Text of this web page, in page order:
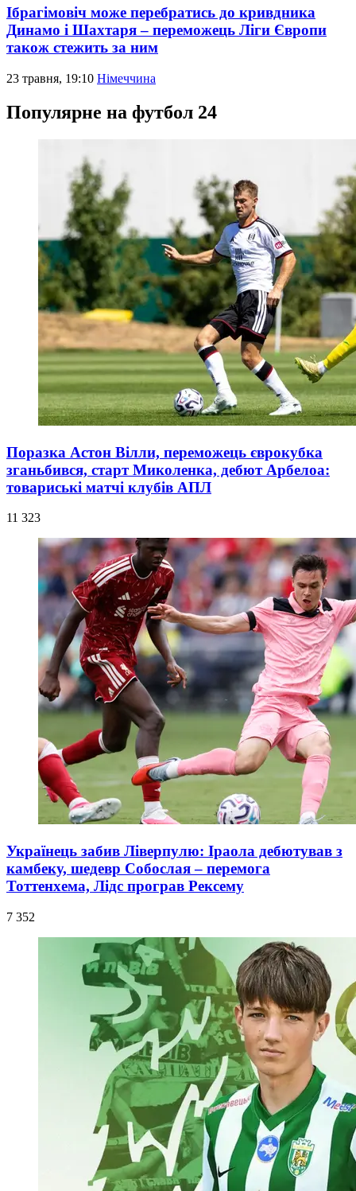
Ібрагімовіч може перебратись до кривдника
Динамо і Шахтаря – переможець Ліги Європи
також стежить за ним
23 травня, 19:10 Німеччина
Популярне на футбол 24
Поразка Астон Вілли, переможець єврокубка
зганьбився, старт Миколенка, дебют Арбелоа:
товариські матчі клубів АПЛ
11 323
Українець забив Ліверпулю: Іраола дебютував з
камбеку, шедевр Собослая – перемога
Тоттенхема, Лідс програв Рексему
7 352